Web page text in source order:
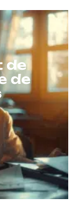
de
de